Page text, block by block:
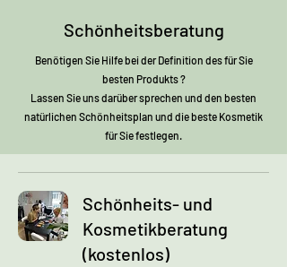
Schönheitsberatung
Benötigen Sie Hilfe bei der Definition des für Sie
besten Produkts ?
Lassen Sie uns darüber sprechen und den besten
natürlichen Schönheitsplan und die beste Kosmetik
für Sie festlegen.
Schönheits- und
Kosmetikberatung
(kostenlos)